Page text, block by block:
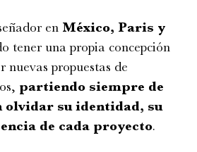
en México, Paris y
tener una propia concepción
nuevas propuestas de
partiendo siempre de
olvidar su identidad, su
de cada proyecto.